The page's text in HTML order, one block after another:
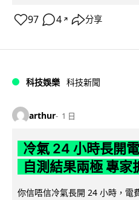
97 4 ↗ 分享
科技娛樂 科技新聞
arthur 1 日
冷氣 24 小時長開
自測結果兩極 專家
你信唔信冷氣長開 24 小時，電